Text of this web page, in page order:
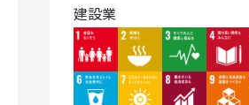
建設業
Image
Image Image Image
Image Image Image Image